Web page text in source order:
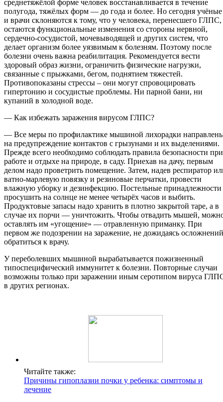
среднетяжёлой форме человек восстанавливается в течение
полугода, тяжёлых форм — до года и более. Но сегодня учёные
и врачи склоняются к тому, что у человека, перенесшего ГЛПС,
остаются функциональные изменения со стороны нервной,
сердечно-сосудистой, мочевыводящей и других систем, что
делает организм более уязвимым к болезням. Поэтому после
болезни очень важна реабилитация. Рекомендуется вести
здоровый образ жизни, ограничить физические нагрузки,
связанные с прыжками, бегом, поднятием тяжестей.
Противопоказаны стрессы – они могут спровоцировать
гипертонию и сосудистые проблемы. Ни парной бани, ни
купаний в холодной воде.
— Как избежать заражения вирусом ГЛПС?
— Все меры по профилактике мышиной лихорадки
на предупреждение контактов с грызунами и их выделениями.
Прежде всего необходимо соблюдать правила безопасности при
работе и отдыхе на природе, в саду. Приехав на дачу, первым
делом надо проветрить помещение. Затем, надев респиратор
ватно-марлевую повязку и резиновые перчатки, провести
влажную уборку и дезинфекцию. Постельные принадлежности
просушить на солнце не менее четырёх часов и выбить.
Продуктовые запасы надо хранить в плотно закрытой таре, а в
случае их порчи — уничтожить. Чтобы отвадить мышей,
оставлять им «угощение» — отравленную приманку. При
первом же подозрении на заражение, не дожидаясь
обратиться к врачу.
У переболевших мышиной вырабатывается пожизненный
типоспецифический иммунитет к болезни. Повторные случаи
возможны только при заражении иным серотипом вируса
в других регионах.
Читайте также:
Причины гипоплазии почки у ребенка: симптомы и
лечение